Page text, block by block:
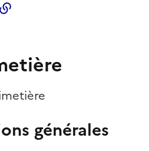
Twitter)
générales